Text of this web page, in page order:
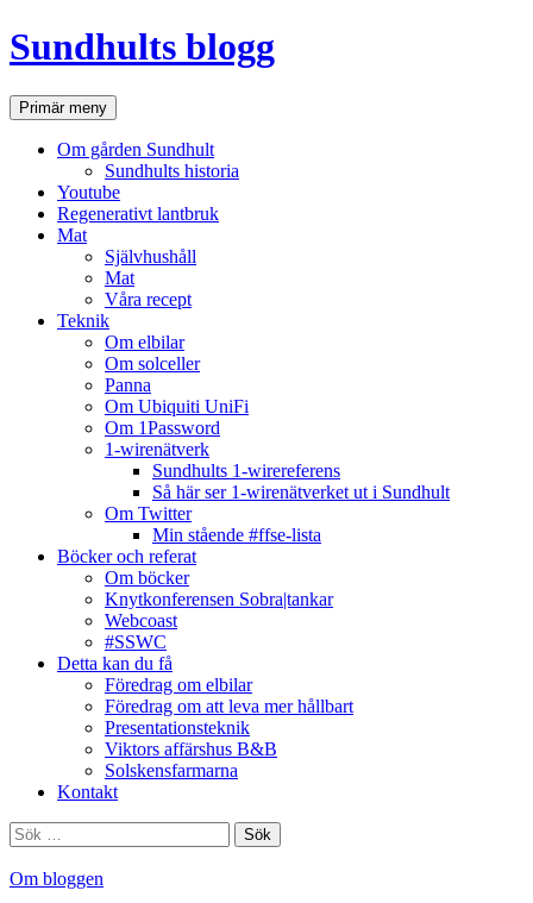
Hoppa
till
Sundhults blogg
SökPrimär meny
Om gården Sundhult
Sundhults historia
Youtube
Regenerativt lantbruk
Mat
Självhushåll
Mat
Våra recept
Teknik
Om elbilar
Om solceller
Panna
Om Ubiquiti UniFi
Om 1Password
1-wirenätverk
Sundhults 1-wirereferens
Så här ser 1-wirenätverket ut i Sundhult
Om Twitter
Min stående #ffse-lista
Böcker och referat
Om böcker
Knytkonferensen Sobra|tankar
Webcoast
#SSWC
Detta kan du få
Föredrag om elbilar
Föredrag om att leva mer hållbart
Presentationsteknik
Viktors affärshus B&B
Solskensfarmarna
Kontakt
Sök
efter:
Om bloggen